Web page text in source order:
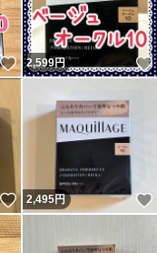
いいね！
2,599円
いいね！
2,495円